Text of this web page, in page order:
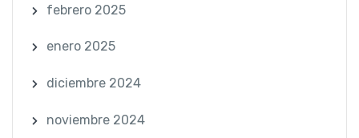
febrero 2025
enero 2025
diciembre 2024
noviembre 2024